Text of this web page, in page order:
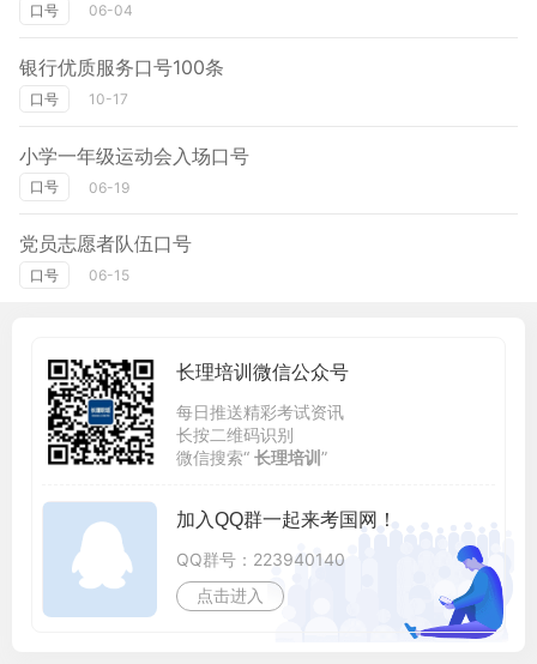
口号 06-04
银行优质服务口号100条
口号 10-17
小学一年级运动会入场口号
口号 06-19
党员志愿者队伍口号
口号 06-15
长理培训微信公众号
每日推送精彩考试资讯
长按二维码识别
微信搜索“ 长理培训 ”
加入QQ群一起来考国网！
QQ群号：223940140
点击进入